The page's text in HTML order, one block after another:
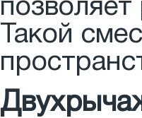
Такой